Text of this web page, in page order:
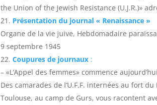
the Union of the Jewish Resistance (U.J.R.)»
Présentation du journal « Renaissance »
Organe de la vie juive, Hebdomadaire
9 septembre 1945
Coupures de journaux :
– «L’Appel des femmes» commence
Des camarades de l’U.F.F. internées au fort
Toulouse, au camp de Gurs, vous racontent